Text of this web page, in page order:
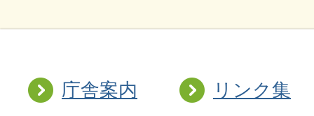
庁舎案内
リンク集